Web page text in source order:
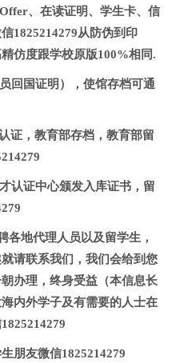
、在读证明、学生卡、信
1825214279从防伪到印
仿度跟学校原版100%相同.
回国证明），使馆存档可通
证，教育部存档，教育部留
认证中心颁发入库证书，留
各地代理人员以及留学生，
请联系我们，我们会给到您
办理，终身受益（本信息长
内外学子及有需要的人士在
朋友微信1825214279